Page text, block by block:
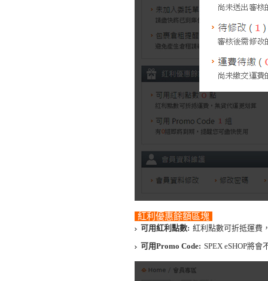
紅利優惠餘額區塊
可用紅利點數: 紅利點數可折抵運費
可用Promo Code: SPEX eSHOP將